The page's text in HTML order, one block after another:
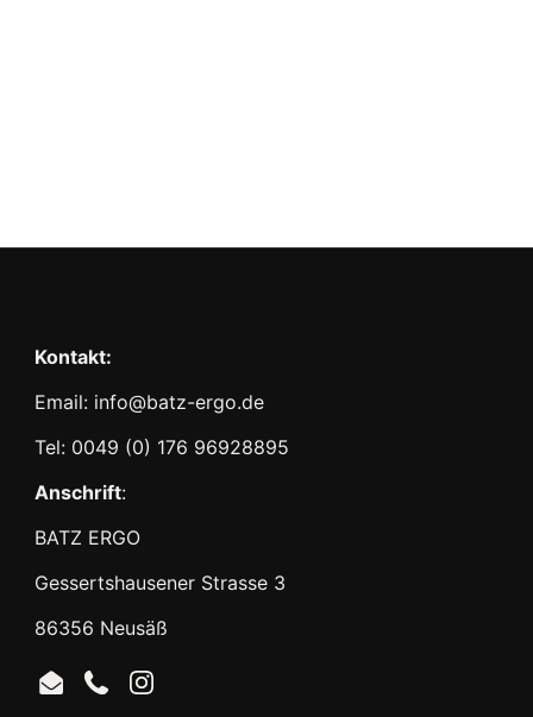
Kontakt:
Email: info@batz-ergo.de
Tel: 0049 (0) 176 96928895
Anschrift:
BATZ ERGO
Gessertshausener Strasse 3
86356 Neusäß
EmailPhoneInstagram